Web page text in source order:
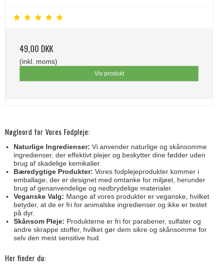
49,00 DKK
(inkl. moms)
Vis produkt
Nøgleord for Vores Fodpleje:
Naturlige Ingredienser: Vi anvender naturlige og skånsomme
ingredienser, der effektivt plejer og beskytter dine fødder uden
brug af skadelige kemikalier.
Bæredygtige Produkter: Vores fodplejeprodukter kommer i
emballage, der er designet med omtanke for miljøet, herunder
brug af genanvendelige og nedbrydelige materialer.
Veganske Valg: Mange af vores produkter er veganske, hvilket
betyder, at de er fri for animalske ingredienser og ikke er testet
på dyr.
Skånsom Pleje: Produkterne er fri for parabener, sulfater og
andre skrappe stoffer, hvilket gør dem sikre og skånsomme for
selv den mest sensitive hud.
Her finder du: